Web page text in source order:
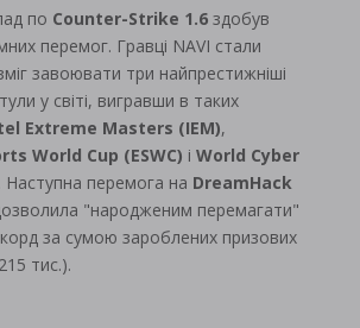
по Counter-Strike 1.6здобув
перемог. Гравці NAVI стали
завоювати три найпрестижніші
у світі, вигравши в таких
Extreme Masters (IEM),
World Cup (ESWC) і World Cyber ​​
. Наступна перемога на DreamHack
"народженим перемагати"
за сумою зароблених призових
тис.).